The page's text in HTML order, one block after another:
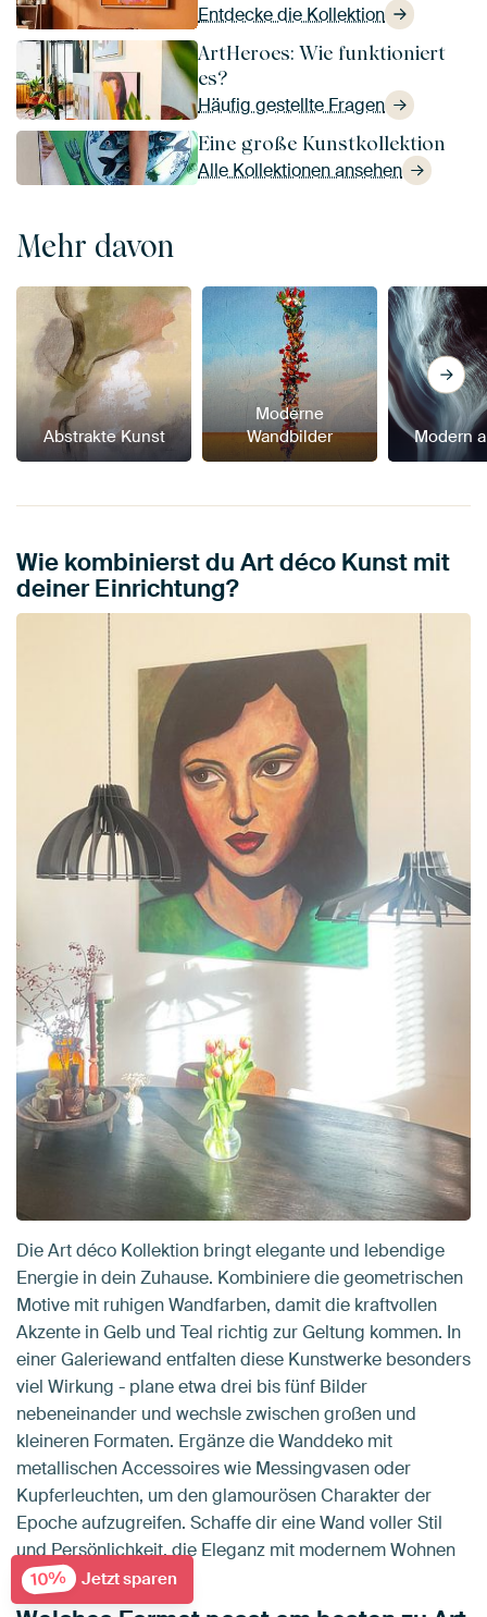
Entdecke die Kollektion
ArtHeroes: Wie funktioniert
es?
Häufig gestellte Fragen
Eine große Kunstkollektion
Alle Kollektionen ansehen
Mehr davon
Abstrakte Kunst
Moderne
Wandbilder
Modern
Wie kombinierst du Art déco Kunst mit
deiner Einrichtung?
Die Art déco Kollektion bringt elegante und lebendige
Energie in dein Zuhause. Kombiniere die geometrischen
Motive mit ruhigen Wandfarben, damit die kraftvollen
Akzente in Gelb und Teal richtig zur Geltung kommen. In
einer Galeriewand entfalten diese Kunstwerke besonders
viel Wirkung - plane etwa drei bis fünf Bilder
nebeneinander und wechsle zwischen großen und
kleineren Formaten. Ergänze die Wanddeko mit
metallischen Accessoires wie Messingvasen oder
Kupferleuchten, um den glamourösen Charakter der
Epoche aufzugreifen. Schaffe dir eine Wand voller Stil
und Persönlichkeit, die Eleganz mit modernem Wohnen
verbindet.
10% Jetzt sparen